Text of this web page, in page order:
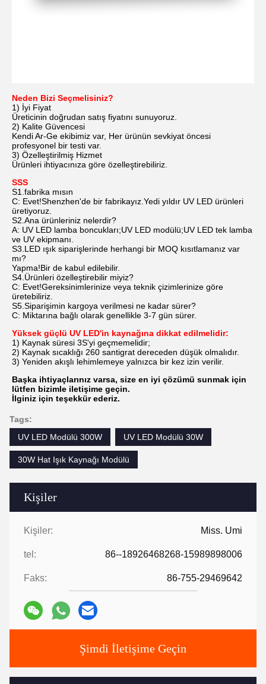
Kişiler
Kişiler: Miss. Umi
tel: 86--18926468268-15989898006
Faks: 86-755-29469642
Şimdi İletişime Geçin
Neden Bizi Seçmelisiniz?
1) İyi Fiyat
Üreticinin doğrudan satış fiyatını sunuyoruz.
2) Kalite Güvencesi
Kendi Ar-Ge ekibimiz var, Her ürünün sevkiyat öncesi
profesyonel bir testi var.
3) Özelleştirilmiş Hizmet
Ürünleri ihtiyacınıza göre özelleştirebiliriz.
SSS
S1.fabrika mısın
C: Evet!Shenzhen'de bir fabrikayız.Yedi yıldır UV LED ürünleri
üretiyoruz.
S2.Ana ürünleriniz nelerdir?
A: UV LED lamba boncukları;UV LED modülü;UV LED tek lamba
ve UV ekipmanı.
S3.LED ışık siparişlerinde herhangi bir MOQ kısıtlamanız var
mı?
Yapma!Bir de kabul edilebilir.
S4.Ürünleri özelleştirebilir miyiz?
C: Evet!Gereksinimlerinize veya teknik çizimlerinize göre
üretebiliriz.
S5.Siparişimin kargoya verilmesi ne kadar sürer?
C: Miktarına bağlı olarak genellikle 3-7 gün sürer.
Yüksek güçlü UV LED'in kaynağına dikkat edilmelidir:
1) Kaynak süresi 3S'yi geçmemelidir;
2) Kaynak sıcaklığı 260 santigrat dereceden düşük olmalıdır.
3) Yeniden akışlı lehimlemeye yalnızca bir kez izin verilir.
Başka ihtiyaçlarınız varsa, size en iyi çözümü sunmak için
lütfen bizimle iletişime geçin.
İlginiz için teşekkür ederiz.
Tags:
UV LED Modülü 300W
UV LED Modülü 30W
30W Hat Işık Kaynağı Modülü